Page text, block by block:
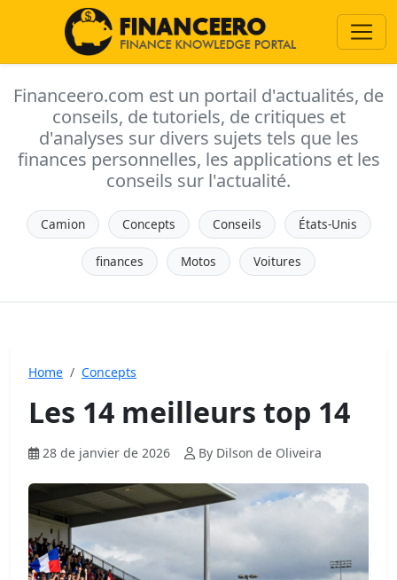
Financeero.com est un portail d'actualités, de
conseils, de tutoriels, de critiques et
d'analyses sur divers sujets tels que les
finances personnelles, les applications et les
conseils sur l'actualité.
Camion Concepts Conseils États-Unis
finances Motos Voitures
Home Concepts
Les 14 meilleurs top 14
28 de janvier de 2026 By Dilson de Oliveira